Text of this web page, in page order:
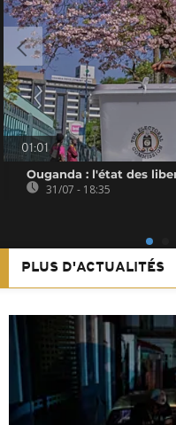
01:01
Ouganda : l'état des
31/07 - 18:35
PLUS D'ACTUALITÉS